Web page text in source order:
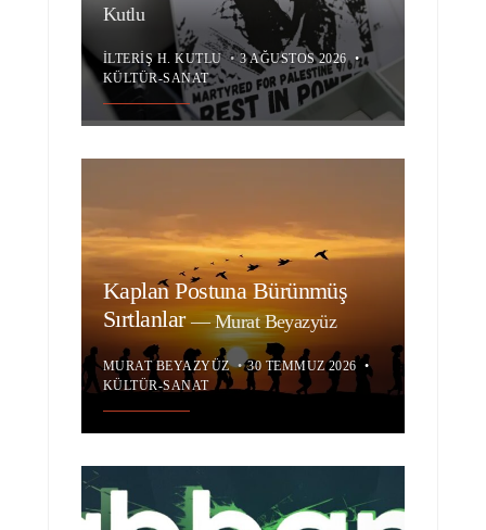
Kutlu
İLTERIŞ H. KUTLU • 3 AĞUSTOS 2026 •
KÜLTÜR-SANAT
Kaplan Postuna Bürünmüş
Sırtlanlar—Murat Beyazyüz
MURAT BEYAZYÜZ • 30 TEMMUZ 2026 •
KÜLTÜR-SANAT